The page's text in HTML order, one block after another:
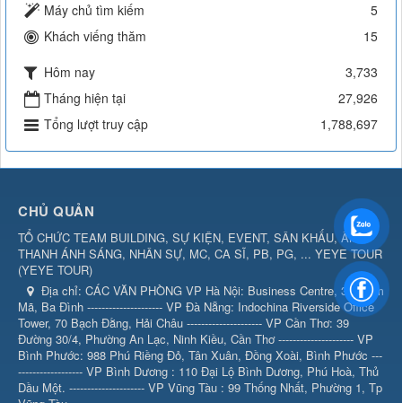
Máy chủ tìm kiếm
5
Khách viếng thăm
15
Hôm nay
3,733
Tháng hiện tại
27,926
Tổng lượt truy cập
1,788,697
CHỦ QUẢN
TỔ CHỨC TEAM BUILDING, SỰ KIỆN, EVENT, SÂN KHẤU, ÂM
THANH ÁNH SÁNG, NHÂN SỰ, MC, CA SĨ, PB, PG, ... YEYE TOUR
(YEYE TOUR)
Địa chỉ: CÁC VĂN PHÒNG VP Hà Nội: Business Centre, 360 Kim
Mã, Ba Đình --------------------- VP Đà Nẵng: Indochina Riverside Office
Tower, 70 Bạch Đằng, Hải Châu --------------------- VP Cần Thơ: 39
Đường 30/4, Phường An Lạc, Ninh Kiều, Cần Thơ --------------------- VP
Bình Phước: 988 Phú Riềng Đỏ, Tân Xuân, Đồng Xoài, Bình Phước ---
------------------ VP Bình Dương : 110 Đại Lộ Bình Dương, Phú Hoà, Thủ
Dầu Một. --------------------- VP Vũng Tàu : 99 Thống Nhất, Phường 1, Tp